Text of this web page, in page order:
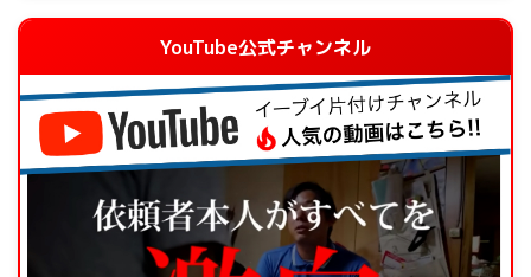
YouTube公式チャンネル